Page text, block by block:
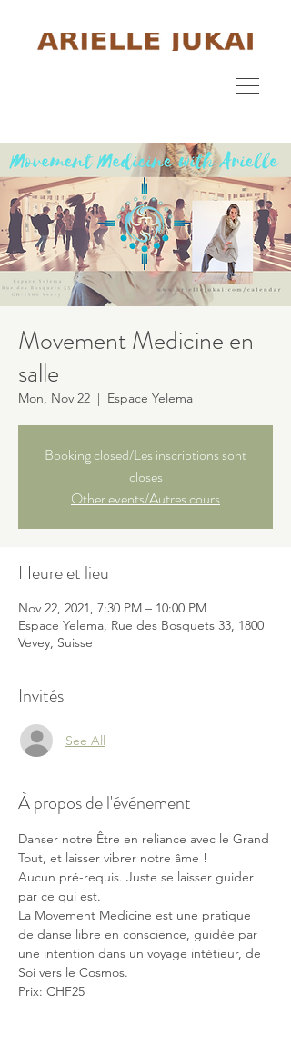
Movement Medicine en
salle
Mon, Nov 22
  |
Espace Yelema
Booking closed/Les inscriptions sont
closes
Other events/Autres cours
Heure et lieu
Nov 22, 2021, 7:30 PM – 10:00 PM
Espace Yelema, Rue des Bosquets 33, 1800
Vevey, Suisse
Invités
See All
À propos de l'événement
Danser notre Être en reliance avec le Grand
Tout, et laisser vibrer notre âme !
Aucun pré-requis. Juste se laisser guider
par ce qui est.
La Movement Medicine est une pratique
de danse libre en conscience, guidée par
une intention dans un voyage intétieur, de
Soi vers le Cosmos.
Prix: CHF25